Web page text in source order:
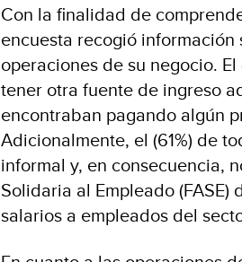
Con la finalidad de
encuesta recogió
operaciones de su negocio.
tener otra fuente de ingreso
encontraban pagando algún
Adicionalmente, el (61%) de
informal y, en consecuencia,
Solidaria al Empleado
salarios a empleados del